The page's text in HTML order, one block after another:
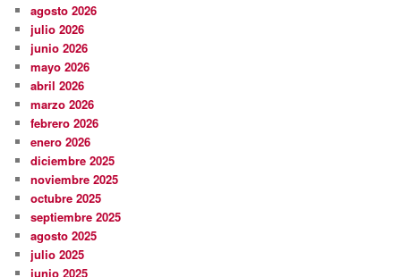
agosto 2026
julio 2026
junio 2026
mayo 2026
abril 2026
marzo 2026
febrero 2026
enero 2026
diciembre 2025
noviembre 2025
octubre 2025
septiembre 2025
agosto 2025
julio 2025
junio 2025